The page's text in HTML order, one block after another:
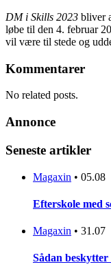
DM i Skills 2023 bliver
løbe til den 4. februar
vil være til stede og
Kommentarer
No related posts.
Annonce
Seneste artikler
Magaxin • 05.08
Efterskole med
Magaxin • 31.07
Sådan